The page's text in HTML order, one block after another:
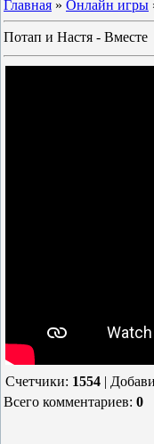
Главная » Онлайн игры
Потап и Настя - Вместе
Счетчики: 1554 |
Всего комментариев: 0